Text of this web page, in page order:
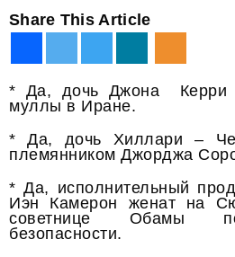
Share This Article
* Да, дочь Джона Керри
муллы в Иране.
* Да, дочь Хиллари –
племянником Джорджа
* Да, исполнительный
Иэн Камерон женат на
советнице Обамы
безопасности.